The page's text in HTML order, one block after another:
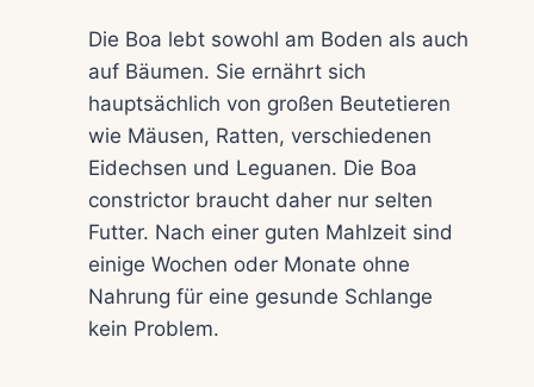
Die Boa lebt sowohl am Boden als auch
auf Bäumen. Sie ernährt sich
hauptsächlich von großen Beutetieren
wie Mäusen, Ratten, verschiedenen
Eidechsen und Leguanen. Die Boa
constrictor braucht daher nur selten
Futter. Nach einer guten Mahlzeit sind
einige Wochen oder Monate ohne
Nahrung für eine gesunde Schlange
kein Problem.